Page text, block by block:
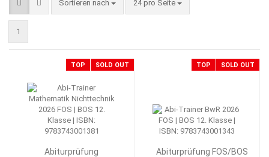
Sortieren nach
Sortieren nach 24 pro Seite
pro Seite
1
TOP SOLD OUT
Abiturprüfung
TOP SOLD OUT
Abiturprüfung FOS/BOS